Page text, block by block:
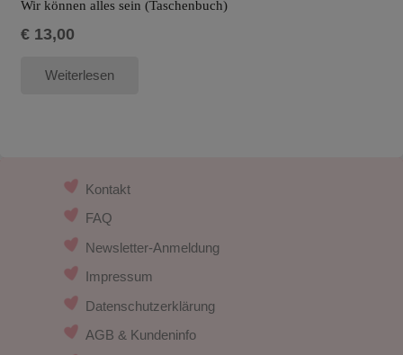
Wir können alles sein (Taschenbuch)
€13,00
Weiterlesen
Kontakt
FAQ
Newsletter-Anmeldung
Impressum
Datenschutzerklärung
AGB & Kundeninfo